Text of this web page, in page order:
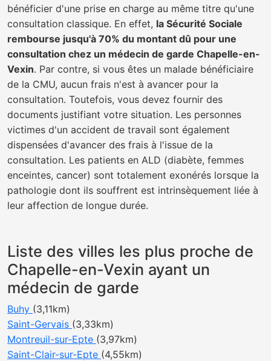
bénéficier d'une prise en charge au même titre qu'une
consultation classique. En effet, la Sécurité Sociale
rembourse jusqu'à 70% du montant dû pour une
consultation chez un médecin de garde Chapelle-en-
Vexin. Par contre, si vous êtes un malade bénéficiaire
de la CMU, aucun frais n'est à avancer pour la
consultation. Toutefois, vous devez fournir des
documents justifiant votre situation. Les personnes
victimes d'un accident de travail sont également
dispensées d'avancer des frais à l'issue de la
consultation. Les patients en ALD (diabète, femmes
enceintes, cancer) sont totalement exonérés lorsque la
pathologie dont ils souffrent est intrinsèquement liée à
leur affection de longue durée.
Liste des villes les plus proche de
Chapelle-en-Vexin ayant un
médecin de garde
Buhy (3,11km)
Saint-Gervais (3,33km)
Montreuil-sur-Epte (3,97km)
Saint-Clair-sur-Epte (4,55km)